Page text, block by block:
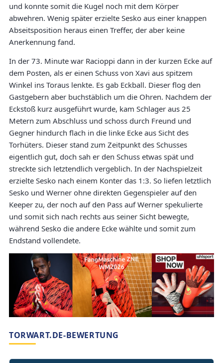
und konnte somit die Kugel noch mit dem Körper
abwehren. Wenig später erzielte Sesko aus einer knappen
Abseitsposition heraus einen Treffer, der aber keine
Anerkennung fand.
In der 73. Minute war Racioppi dann in der kurzen Ecke auf
dem Posten, als er einen Schuss von Xavi aus spitzem
Winkel ins Toraus lenkte. Es gab Eckball. Dieser flog den
Gastgebern aber buchstäblich um die Ohren. Nachdem der
Eckstoß kurz ausgeführt wurde, kam Schlager aus 25
Metern zum Abschluss und schoss durch Freund und
Gegner hindurch flach in die linke Ecke aus Sicht des
Torhüters. Dieser stand zum Zeitpunkt des Schusses
eigentlich gut, doch sah er den Schuss etwas spät und
streckte sich letztendlich vergeblich. In der Nachspielzeit
erzielte Sesko nach einem Konter das 1:3. So liefen letztlich
Sesko und Werner ohne direkten Gegenspieler auf den
Keeper zu, der noch auf den Pass auf Werner spekulierte
und somit sich nach rechts aus seiner Sicht bewegte,
während Sesko die andere Ecke wählte und somit zum
Endstand vollendete.
TORWART.DE-BEWERTUNG